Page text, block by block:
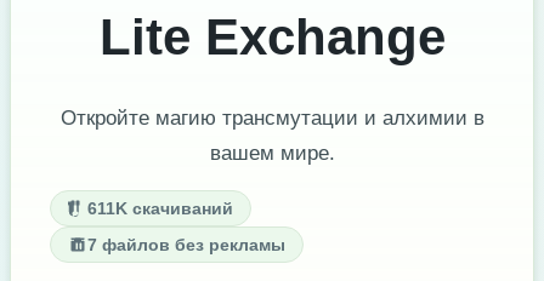
Lite Exchange
Откройте магию трансмутации и алхимии в
вашем мире.
611K скачиваний
7 файлов без рекламы